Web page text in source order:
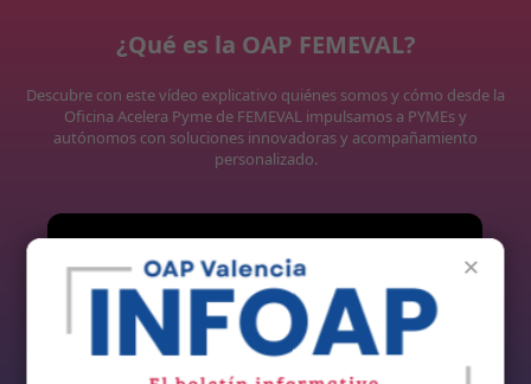
¿Qué es la OAP FEMEVAL?
Descubre con este vídeo explicativo quiénes somos y cómo desde la
Oficina Acelera Pyme de FEMEVAL impulsamos a PYMEs y
autónomos con soluciones innovadoras y acompañamiento
personalizado.
×